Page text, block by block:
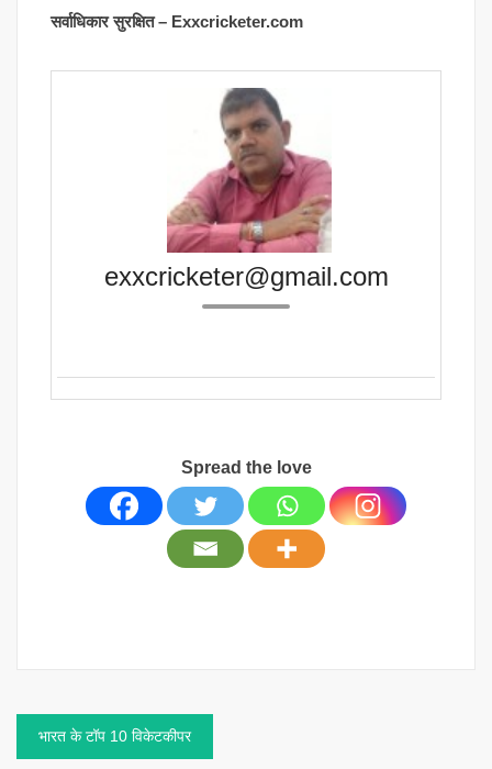
सर्वाधिकार सुरक्षित – Exxcricketer.com
exxcricketer@gmail.com
Spread the love
Post
भारत के टॉप 10 विकेटकीपर